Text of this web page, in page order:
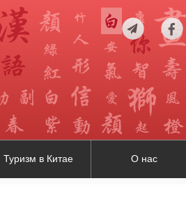
Туризм в Китае О нас